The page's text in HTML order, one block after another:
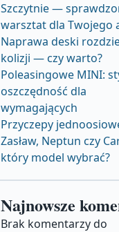
Szczytnie —
warsztat dla Twojego
Naprawa deski
kolizji — czy warto?
Poleasingowe MINI:
oszczędność dla
wymagających
Przyczepy
Zasław, Neptun czy
który model wybrać?
Najnowsze
Brak komentarzy do